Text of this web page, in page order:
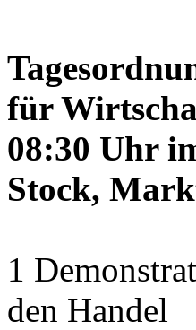
für
08:30 Uhr
Stock,
1
den Handel